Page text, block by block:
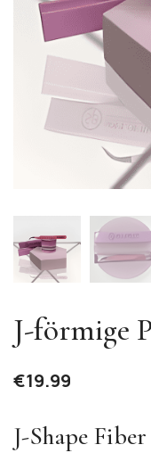
J-förmige
€19.99
J-Shape